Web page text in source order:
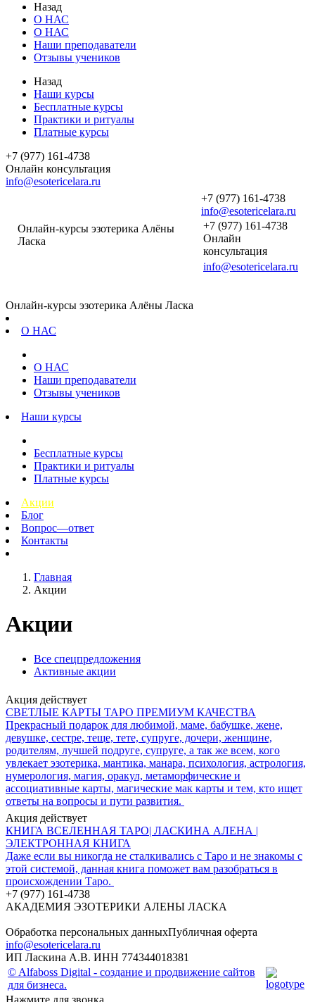
Назад
О НАС
О НАС
Наши преподаватели
Отзывы учеников
Назад
Наши курсы
Бесплатные курсы
Практики и ритуалы
Платные курсы
+7 (977) 161-4738
Онлайн консультация
info@esotericelara.ru
Онлайн-курсы эзотерика Алёны
Ласка
+7 (977) 161-4738
info@esotericelara.ru
+7 (977) 161-4738
Онлайн
консультация
info@esotericelara.ru
Онлайн-курсы эзотерика Алёны Ласка
О НАС
О НАС
Наши преподаватели
Отзывы учеников
Наши курсы
Бесплатные курсы
Практики и ритуалы
Платные курсы
Акции
Блог
Вопрос—ответ
Контакты
Главная
Акции
Акции
Все спецпредложения
Активные акции
Акция действует
СВЕТЛЫЕ КАРТЫ ТАРО ПРЕМИУМ КАЧЕСТВА
Прекрасный подарок для любимой, маме, бабушке, жене,
девушке, сестре, теще, тете, супруге, дочери, женщине,
родителям, лучшей подруге, супруге, а так же всем, кого
увлекает эзотерика, мантика, манара, психология, астрология,
нумерология, магия, оракул, метаморфические и
ассоциативные карты, магические мак карты и тем, кто ищет
ответы на вопросы и пути развития.
Акция действует
КНИГА ВСЕЛЕННАЯ ТАРО| ЛАСКИНА АЛЕНА |
ЭЛЕКТРОННАЯ КНИГА
Даже если вы никогда не сталкивались с Таро и не знакомы с
этой системой, данная книга поможет вам разобраться в
происхождении Таро.
+7 (977) 161-4738
АКАДЕМИЯ ЭЗОТЕРИКИ АЛЕНЫ ЛАСКА
Обработка персональных данныхПубличная оферта
info@esotericelara.ru
ИП Ласкина А.В. ИНН 774344018381
© Alfaboss Digital - создание и продвижение сайтов
для бизнеса.
Нажмите для звонка